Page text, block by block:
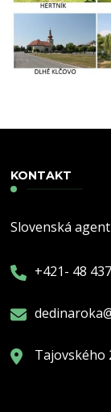
KONTAKT
Slovenská
+421- 48
Tajovského